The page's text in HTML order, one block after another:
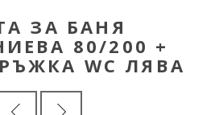
ЗА БАНЯ
80/200 +
WC ЛЯВА